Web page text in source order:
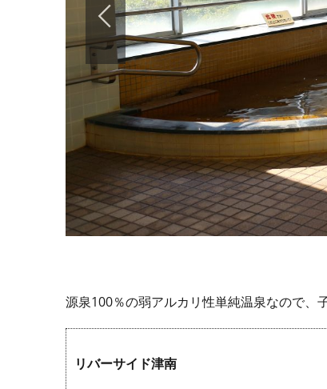
源泉100％の弱アルカリ性単純温泉なので、
リバーサイド津南